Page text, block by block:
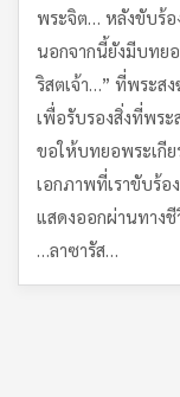
พระจิต… หลังขับร้อ
นอกจากนี้ยังมีบทย
ริสตเจ้า…” ที่พระส
เพื่อรับรองสิ่งที่พร
ขอให้บทยอพระเกี
เอกภาพที่เราขับร้อ
แสดงออกผ่านทางชี
…ลาซารัส…